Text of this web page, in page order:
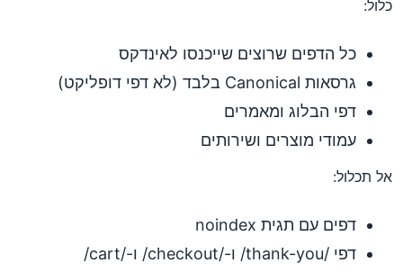
כלול:
כל הדפים שרוצים שייכנסו לאינדקס
גרסאות Canonical בלבד (לא דפי דופליקט)
דפי הבלוג ומאמרים
עמודי מוצרים ושירותים
אל תכלול:
דפים עם תגית noindex
דפי /thank-you/ ו-/checkout/ ו-/cart/